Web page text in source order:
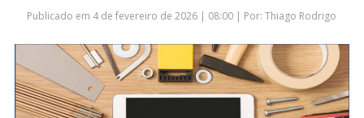
Publicado em 4 de fevereiro de 2026 | 08:00 | Por: Thiago Rodrigo